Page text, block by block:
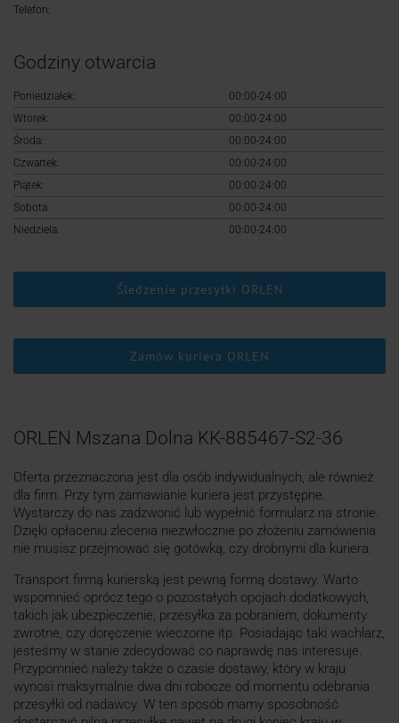
Telefon:
Godziny otwarcia
Poniedziałek:
00:00-24:00
Wtorek:
00:00-24:00
Środa:
00:00-24:00
Czwartek:
00:00-24:00
Piątek:
00:00-24:00
Sobota:
00:00-24:00
Niedziela:
00:00-24:00
Śledzenie przesyłki ORLEN
Zamów kuriera ORLEN
ORLEN Mszana Dolna KK-885467-S2-36
Oferta przeznaczona jest dla osób indywidualnych, ale również
dla firm. Przy tym zamawianie kuriera jest przystępne.
Wystarczy do nas zadzwonić lub wypełnić formularz na stronie.
Dzięki opłaceniu zlecenia niezwłocznie po złożeniu zamówienia
nie musisz przejmować się gotówką, czy drobnymi dla kuriera.
Transport firmą kurierską jest pewną formą dostawy. Warto
wspomnieć oprócz tego o pozostałych opcjach dodatkowych,
takich jak ubezpieczenie, przesyłka za pobraniem, dokumenty
zwrotne, czy doręczenie wieczorne itp. Posiadając taki wachlarz,
jesteśmy w stanie zdecydować co naprawdę nas interesuje.
Przypomnieć należy także o czasie dostawy, który w kraju
wynosi maksymalnie dwa dni robocze od momentu odebrania
przesyłki od nadawcy. W ten sposób mamy sposobność